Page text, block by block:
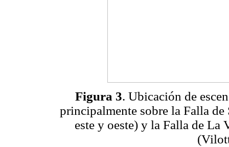
Figura 3. Ubicación de
principalmente sobre la Falla de
este y oeste) y la Falla de La